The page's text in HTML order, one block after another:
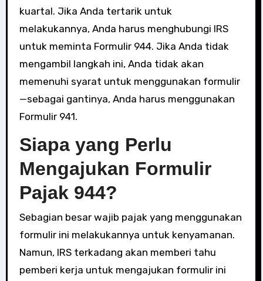
kuartal. Jika Anda tertarik untuk
melakukannya, Anda harus menghubungi IRS
untuk meminta Formulir 944. Jika Anda tidak
mengambil langkah ini, Anda tidak akan
memenuhi syarat untuk menggunakan formulir
—sebagai gantinya, Anda harus menggunakan
Formulir 941.
Siapa yang Perlu
Mengajukan Formulir
Pajak 944?
Sebagian besar wajib pajak yang menggunakan
formulir ini melakukannya untuk kenyamanan.
Namun, IRS terkadang akan memberi tahu
pemberi kerja untuk mengajukan formulir ini